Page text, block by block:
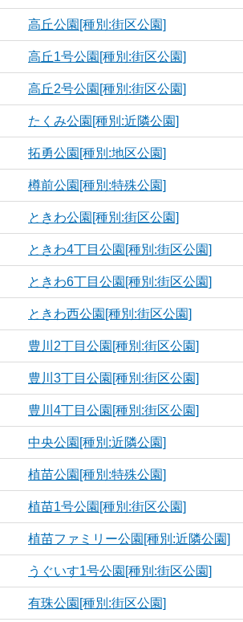
高丘公園[種別:街区公園]
高丘1号公園[種別:街区公園]
高丘2号公園[種別:街区公園]
たくみ公園[種別:近隣公園]
拓勇公園[種別:地区公園]
樽前公園[種別:特殊公園]
ときわ公園[種別:街区公園]
ときわ4丁目公園[種別:街区公園]
ときわ6丁目公園[種別:街区公園]
ときわ西公園[種別:街区公園]
豊川2丁目公園[種別:街区公園]
豊川3丁目公園[種別:街区公園]
豊川4丁目公園[種別:街区公園]
中央公園[種別:近隣公園]
植苗公園[種別:特殊公園]
植苗1号公園[種別:街区公園]
植苗ファミリー公園[種別:近隣公園]
うぐいす1号公園[種別:街区公園]
有珠公園[種別:街区公園]